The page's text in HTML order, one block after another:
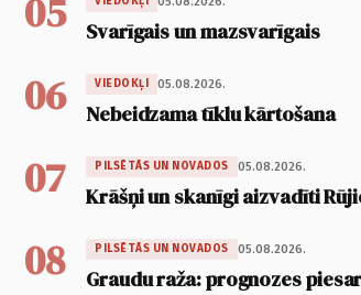
05 Svarīgais un mazsvarīgais
06 VIEDOKĻI 05.08.2026.
Nebeidzama tīklu kārtošana
07 PILSĒTĀS UN NOVADOS 05.08.2026.
Krāšņi un skanīgi aizvadīti
08 PILSĒTĀS UN NOVADOS 05.08.2026.
Graudu raža: prognozes